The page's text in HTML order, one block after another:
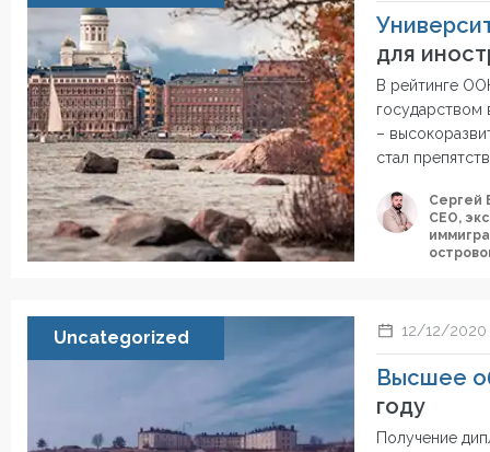
для
В рейтинге
государством
–
стал
Сергей
СЕО,
Uncategorized 12/12/2020
Высшее
году
Получение